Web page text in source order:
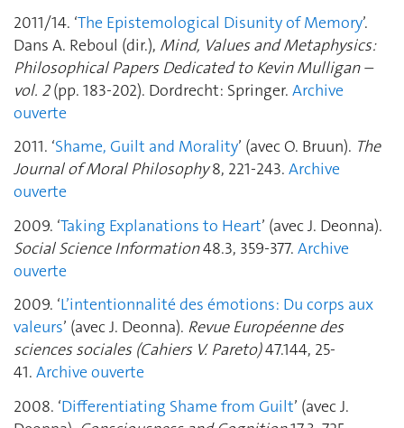
2011/14. ‘The Epistemological Disunity of Memory’.
Dans A. Reboul (dir.), Mind, Values and Metaphysics:
Philosophical Papers Dedicated to Kevin Mulligan –
vol. 2(pp. 183-202). Dordrecht: Springer. Archive
ouverte
2011. ‘Shame, Guilt and Morality’ (avec O. Bruun). The
Journal of Moral Philosophy8, 221-243. Archive
ouverte
2009. ‘Taking Explanations to Heart’ (avec J. Deonna).
Social Science Information48.3, 359-377. Archive
ouverte
2009. ‘L’intentionnalité des émotions: Du corps aux
valeurs’ (avec J. Deonna). Revue Européenne des
sciences sociales (Cahiers V. Pareto)47.144, 25-
41. Archive ouverte
2008. ‘Differentiating Shame from Guilt’ (avec J.